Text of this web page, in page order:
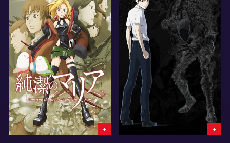
4608
2 4
+
6937
4
+